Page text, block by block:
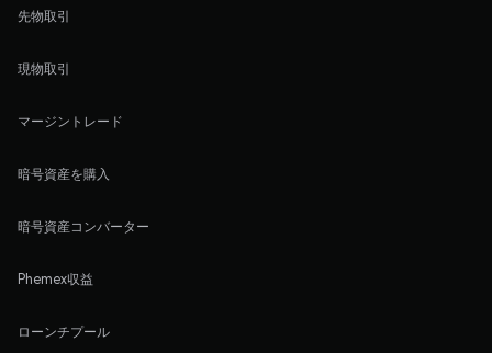
先物取引
現物取引
マージントレード
暗号資産を購入
暗号資産コンバーター
Phemex収益
ローンチプール